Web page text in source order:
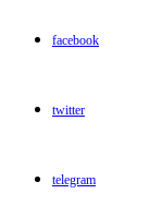
facebook
twitter
telegram